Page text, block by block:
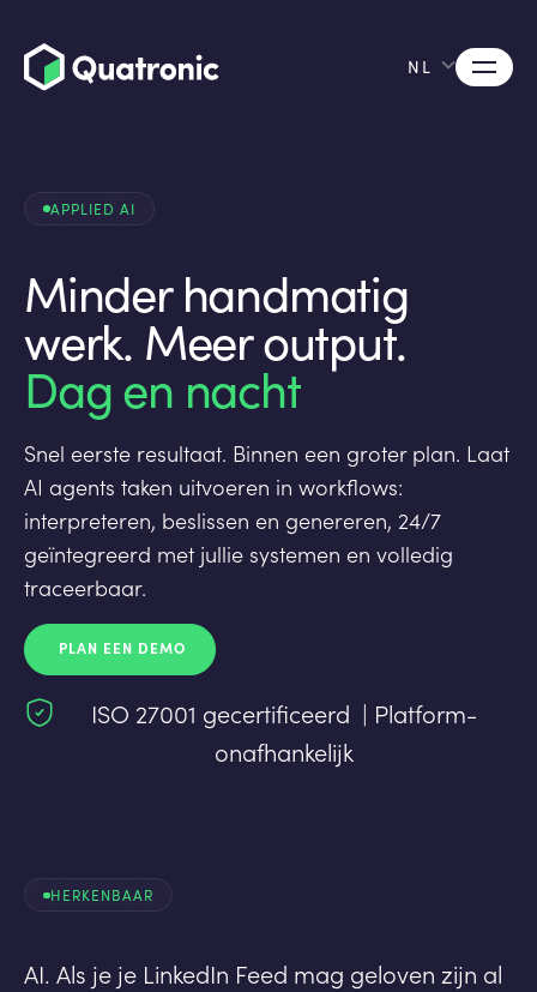
NL
APPLIED AI
Minder handmatig
werk. Meer output.
Dag en nacht
Snel eerste resultaat. Binnen een groter plan. Laat
AI agents taken uitvoeren in workflows:
interpreteren, beslissen en genereren, 24/7
geïntegreerd met jullie systemen en volledig
traceerbaar.
PLAN EEN DEMO
ISO 27001 gecertificeerd | Platform-
onafhankelijk
HERKENBAAR
AI. Als je je LinkedIn Feed mag geloven zijn al